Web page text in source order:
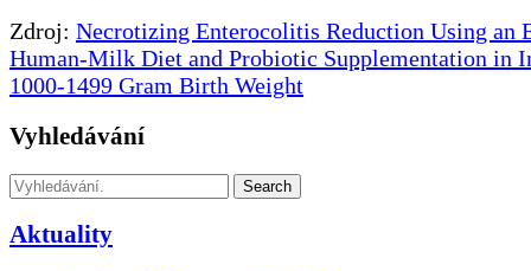
Zdroj: Necrotizing Enterocolitis Reduction Using an
Human-Milk Diet and Probiotic Supplementation in
1000-1499 Gram Birth Weight
Vyhledávání
Search
Aktuality